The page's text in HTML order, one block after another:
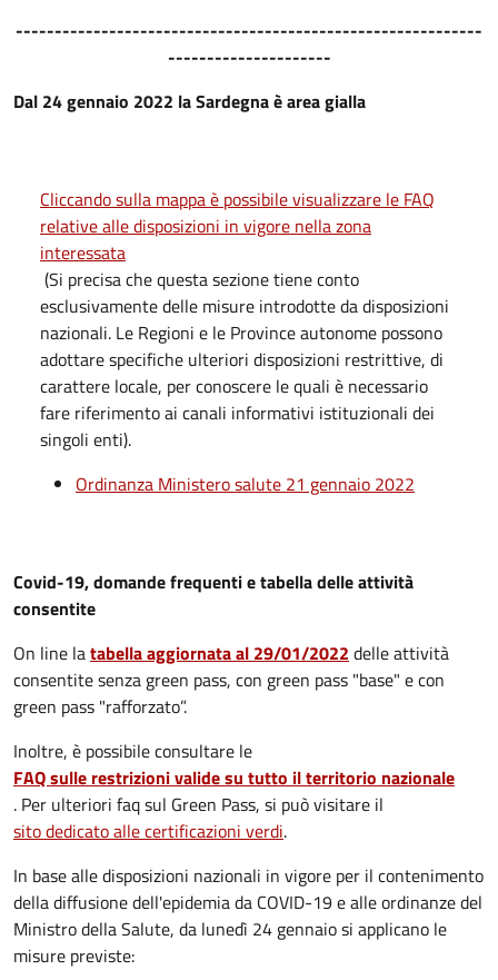
------------------------------------------------------------
---------------------
Dal 24 gennaio 2022 la Sardegna è area gialla
Cliccando sulla mappa è possibile visualizzare le FAQ
relative alle disposizioni in vigore nella zona
interessata
(Si precisa che questa sezione tiene conto
esclusivamente delle misure introdotte da disposizioni
nazionali. Le Regioni e le Province autonome possono
adottare specifiche ulteriori disposizioni restrittive, di
carattere locale, per conoscere le quali è necessario
fare riferimento ai canali informativi istituzionali dei
singoli enti).
Ordinanza Ministero salute 21 gennaio 2022
Covid-19, domande frequenti e tabella delle attività
consentite
On line latabella aggiornata al 29/01/2022 delle attività
consentite senza green pass, con green pass "base" e con
green pass "rafforzato”.
Inoltre, è possibile consultare le
FAQ sulle restrizioni valide su tutto il territorio nazionale
. Per ulteriori faq sul Green Pass, si può visitare il
sito dedicato alle certificazioni verdi.
In base alle disposizioni nazionali in vigore per il contenimento
della diffusione dell'epidemia da COVID-19 e alle ordinanze del
Ministro della Salute, da lunedì 24 gennaio si applicano le
misure previste: